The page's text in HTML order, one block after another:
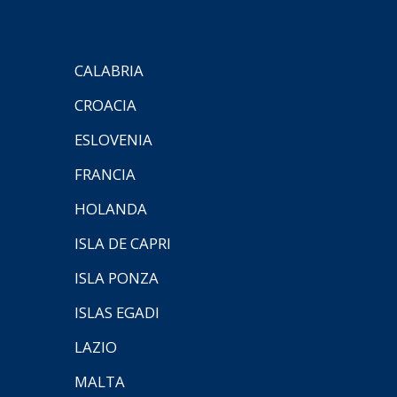
CALABRIA
CROACIA
ESLOVENIA
FRANCIA
HOLANDA
ISLA DE CAPRI
ISLA PONZA
ISLAS EGADI
LAZIO
MALTA